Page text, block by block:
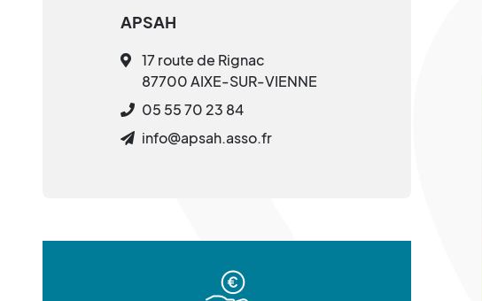
APSAH
17 route de Rignac
87700 AIXE-SUR-VIENNE
05 55 70 23 84
info@apsah.asso.fr